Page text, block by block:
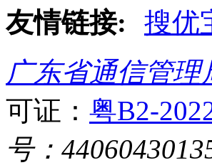
友情链接:
搜优
广东省通信管理
可证： 粤B2-
号：